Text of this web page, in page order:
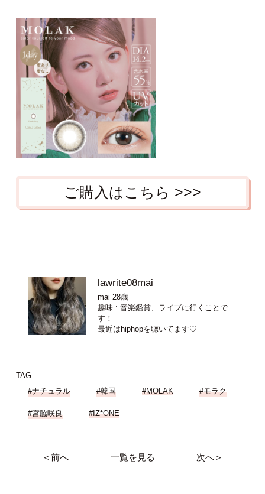
ご購入はこちら >>>
lawrite08mai
mai 28歳
趣味 : 音楽鑑賞、ライブに行くことで
す！
最近はhiphopを聴いてます♡
TAG
#ナチュラル
#韓国 #MOLAK #モラク
#宮脇咲良 #IZ*ONE
＜前へ 一覧を見る 次へ＞